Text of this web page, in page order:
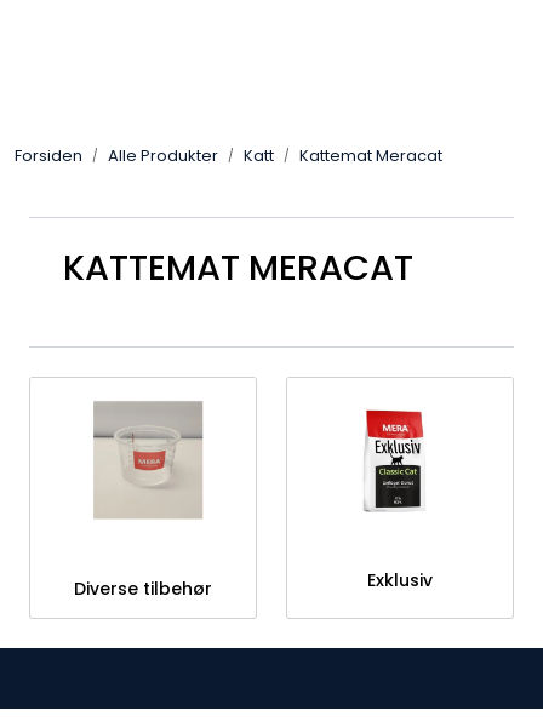
Forsiden Alle Produkter Katt Kattemat Meracat
KATTEMAT MERACAT
Diverse tilbehør Exklusiv
Leverandører